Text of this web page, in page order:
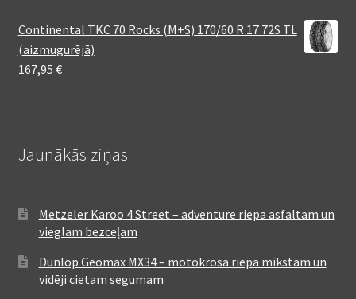
Continental TKC 70 Rocks (M+S) 170/60 R 17 72S TL
(aizmugurējā)
167,95 €
Jaunākās ziņas
Metzeler Karoo 4 Street – adventure riepa asfaltam un
vieglam bezceļam
Dunlop Geomax MX34 – motokrosa riepa mīkstam un
vidēji cietam segumam